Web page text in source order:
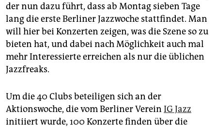
unterstützen
abo
genossenschaft
epaper login
der nun dazu führt, dass ab Montag sieben Tage
lang die erste Berliner Jazzwoche stattfindet. Man
will hier bei Konzerten zeigen, was die Szene so zu
bieten hat, und dabei nach Möglichkeit auch mal
mehr Interessierte erreichen als nur die üblichen
Jazzfreaks.
Um die 40 Clubs beteiligen sich an der
Aktionswoche, die vom Berliner Verein IG Jazz
initiiert wurde, 100 Konzerte finden über die